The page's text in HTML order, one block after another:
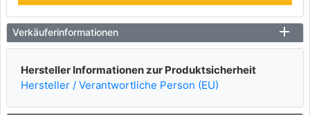
Verkäuferinformationen
Hersteller Informationen zur Produktsicherheit
Hersteller / Verantwortliche Person (EU)